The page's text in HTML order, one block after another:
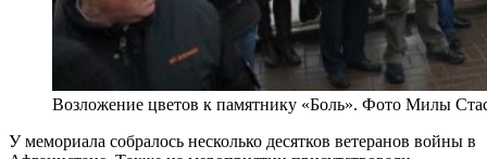
Возложение цветов к памятнику «Боль». Фото Милы
У мемориала собралось несколько десятков ветеранов войны в